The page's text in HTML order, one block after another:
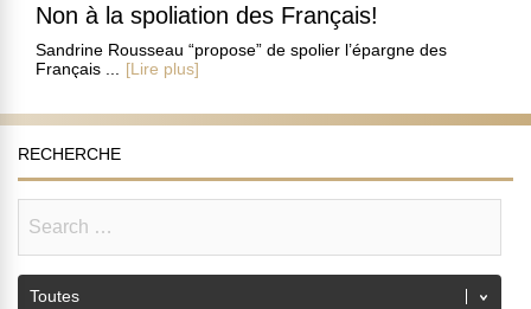
Non à la spoliation des Français!
Sandrine Rousseau “propose” de spolier l’épargne des
Français ...
[Lire plus]
RECHERCHE